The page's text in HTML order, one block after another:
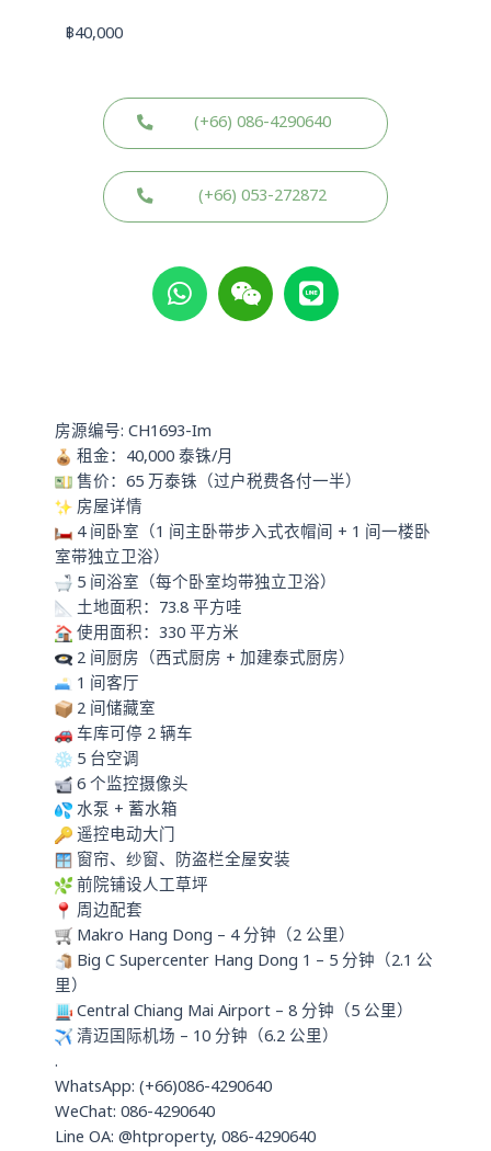
฿40,000
(+66) 086-4290640
(+66) 053-272872
W
h
a
p
p
W
e
i
L
i
n
房源编号: CH1693-Im
租金：40,000 泰铢/月
售价：65 万泰铢（过户税费各付一半）
房屋详情
4 间卧室（1 间主卧带步入式衣帽间 + 1 间一楼卧
室带独立卫浴）
5 间浴室（每个卧室均带独立卫浴）
土地面积：73.8 平方哇
使用面积：330 平方米
2 间厨房（西式厨房 + 加建泰式厨房）
1 间客厅
2 间储藏室
车库可停 2 辆车
5 台空调
6 个监控摄像头
水泵 + 蓄水箱
遥控电动大门
窗帘、纱窗、防盗栏全屋安装
前院铺设人工草坪
周边配套
Makro Hang Dong – 4 分钟（2 公里）
Big C Supercenter Hang Dong 1 – 5 分钟（2.1 公
里）
Central Chiang Mai Airport – 8 分钟（5 公里）
清迈国际机场 – 10 分钟（6.2 公里）
.
WhatsApp: (+66)086-4290640
WeChat: 086-4290640
Line OA: @htproperty, 086-4290640